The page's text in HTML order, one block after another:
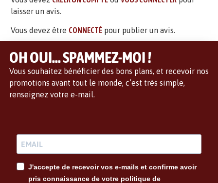
laisser un avis.
Vous devez être CONNECTÉ pour publier un avis.
OH OUI... SPAMMEZ-MOI !
Vous souhaitez bénéficier des bons plans, et recevoir nos
promotions avant tout le monde, c’est très simple,
renseignez votre e-mail.
J'accepte de recevoir vos e-mails et confirme avoir
pris connaissance de votre politique de